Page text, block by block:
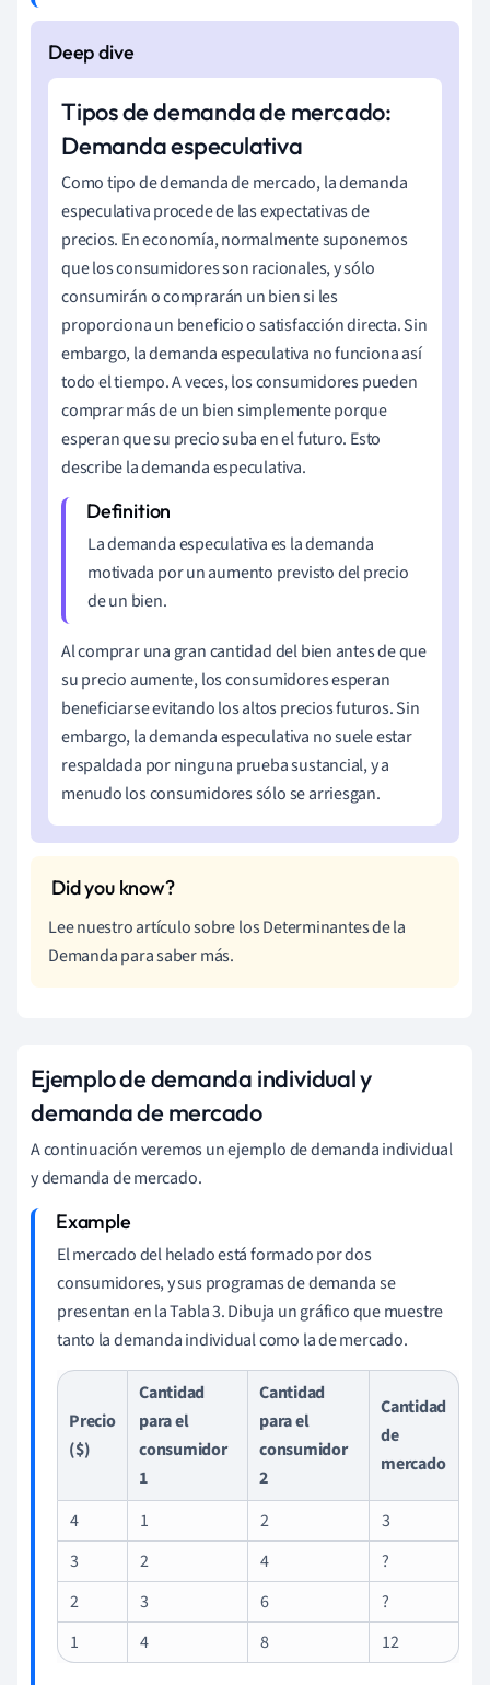
Tipos de demanda de mercado:
Demanda especulativa
Como tipo de demanda de mercado, la demanda
especulativa procede de las expectativas de
precios. En economía, normalmente suponemos
que los consumidores son racionales, y sólo
consumirán o comprarán un bien si les
proporciona un beneficio o satisfacción directa. Sin
embargo, la demanda especulativa no funciona así
todo el tiempo. A veces, los consumidores pueden
comprar más de un bien simplemente porque
esperan que su precio suba en el futuro. Esto
describe la demanda especulativa.
La demanda especulativa es la demanda
motivada por un aumento previsto del precio
de un bien.
Al comprar una gran cantidad del bien antes de que
su precio aumente, los consumidores esperan
beneficiarse evitando los altos precios futuros. Sin
embargo, la demanda especulativa no suele estar
respaldada por ninguna prueba sustancial, y a
menudo los consumidores sólo se arriesgan.
Lee nuestro artículo sobre los Determinantes de la
Demanda para saber más.
Ejemplo de demanda individual y
demanda de mercado
A continuación veremos un ejemplo de demanda individual
y demanda de mercado.
El mercado del helado está formado por dos
consumidores, y sus programas de demanda se
presentan en la Tabla 3. Dibuja un gráfico que muestre
tanto la demanda individual como la de mercado.
Precio
($)
Cantidad
para el
consumidor
1
Cantidad
para el
consumidor
2
Cantidad
de
mercado
4 1 2
3
3
2 4
?
2
3 6
?
1
4 8 12